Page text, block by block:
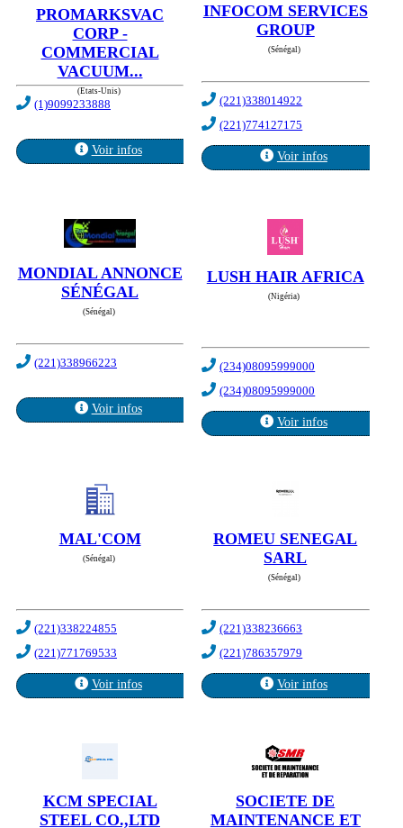
PROMARKSVAC
CORP -
COMMERCIAL
VACUUM...
(Etats-Unis)
(1)9099233888
Voir infos
INFOCOM SERVICES
GROUP
(Sénégal)
(221)338014922
(221)774127175
Voir infos
MONDIAL ANNONCE
SÉNÉGAL
(Sénégal)
(221)338966223
Voir infos
LUSH HAIR AFRICA
(Nigéria)
(234)08095999000
(234)08095999000
Voir infos
MAL'COM
(Sénégal)
(221)338224855
(221)771769533
Voir infos
ROMEU SENEGAL
SARL
(Sénégal)
(221)338236663
(221)786357979
Voir infos
KCM SPECIAL
STEEL CO.,LTD
SOCIETE DE
MAINTENANCE ET